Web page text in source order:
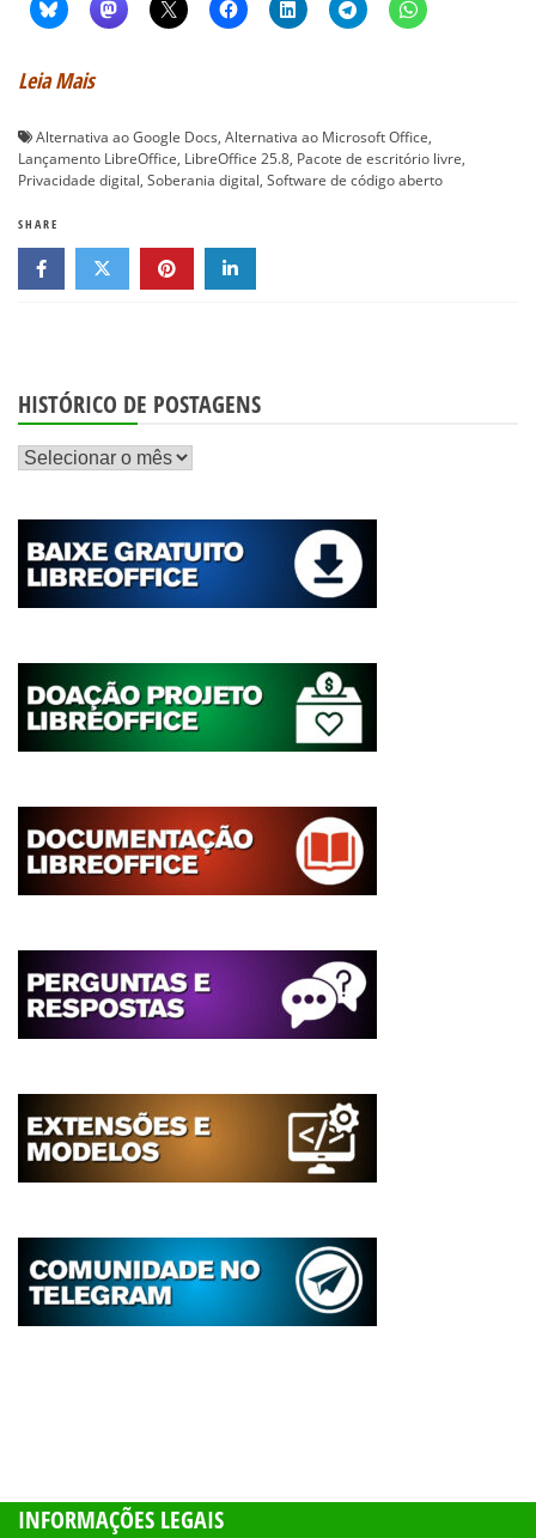
Leia Mais
Alternativa ao Google Docs, Alternativa ao Microsoft Office,
Lançamento LibreOffice, LibreOffice 25.8, Pacote de escritório livre,
Privacidade digital, Soberania digital, Software de código aberto
SHARE
HISTÓRICO DE POSTAGENS
Histórico
postagens
INFORMAÇÕES LEGAIS